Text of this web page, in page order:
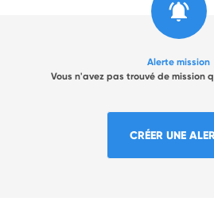
Alerte mission
Vous n'avez pas trouvé de mission
CRÉER UNE